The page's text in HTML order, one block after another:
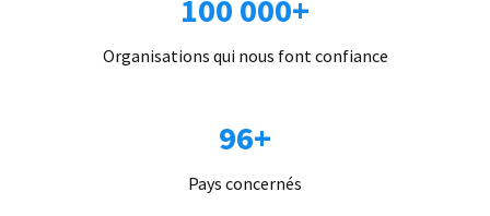
100 000+
Organisations qui nous font confiance
96+
Pays concernés